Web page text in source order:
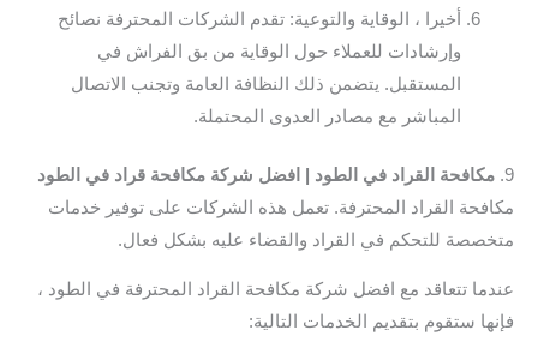
أخيرا ، الوقاية والتوعية: تقدم الشركات المحترفة نصائح
وإرشادات للعملاء حول الوقاية من بق الفراش في
المستقبل. يتضمن ذلك النظافة العامة وتجنب الاتصال
المباشر مع مصادر العدوى المحتملة.
9. مكافحة القراد في الطود | افضل شركة مكافحة قراد في الطود
مكافحة القراد المحترفة. تعمل هذه الشركات على توفير خدمات
متخصصة للتحكم في القراد والقضاء عليه بشكل فعال.
عندما تتعاقد مع افضل شركة مكافحة القراد المحترفة في الطود ،
فإنها ستقوم بتقديم الخدمات التالية: